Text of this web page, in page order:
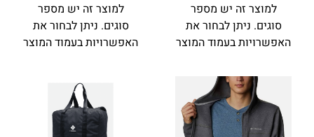
זה יש מספר
לבחור את
בעמוד המוצר
למוצר זה יש מספר
סוגים. ניתן לבחור את
האפשרויות בעמוד המוצר